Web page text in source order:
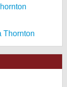
Thornton